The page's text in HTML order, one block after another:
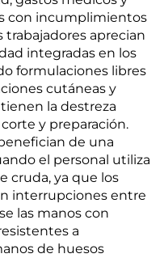
con incumplimientos
trabajadores aprecian
integradas en los
formulaciones libres
cutáneas y
la destreza
y preparación.
de una
el personal utiliza
cruda, ya que los
interrupciones entre
las manos con
a
de huesos